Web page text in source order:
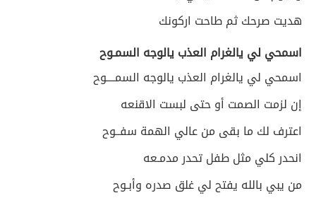
هديت صرحك ثم طاحت اركونك
اسمحي لي يالغرام العذب يالوجه السمـوح
اسمحي لي يالغرام العذب يالوجه السمــــوح
إن لزمت الصمت أو حتى لبست الاقنعه
اعترف لك ما بقى من عالي الهمة سفــوح
انحدر كلي مثل طفل تحدر مدمـعه
من يبي بالله يفتح لي غلق صدره وأبـوح